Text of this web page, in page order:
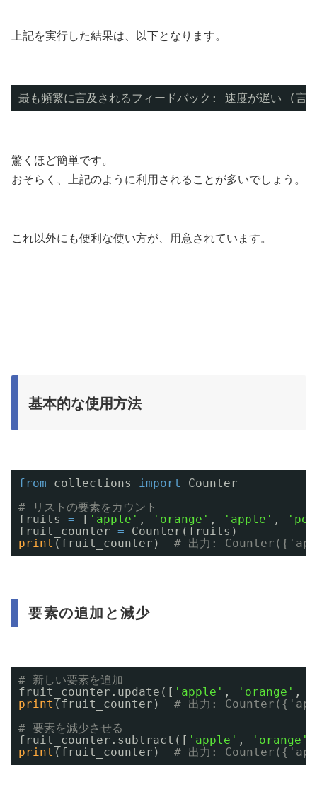
上記を実行した結果は、以下となります。
最も頻繁に言及されるフィードバック: 速度が遅い (
驚くほど簡単です。
おそらく、上記のように利用されることが多いでしょう。
これ以外にも便利な使い方が、用意されています。
基本的な使用方法
from collections import
Counter
# リストの要素をカウント
fruits = [ 'apple' , 'orange' , 'apple' ,
fruit_counter =
Counter(fruits)
print (fruit_counter) # 出力:
要素の追加と減少
# 新しい要素を追加
fruit_counter.update([ 'apple' , 'orange' ,
print (fruit_counter) # 出力:
# 要素を減少させる
fruit_counter.subtract([ 'apple' , 'orange'
print (fruit_counter) # 出力: